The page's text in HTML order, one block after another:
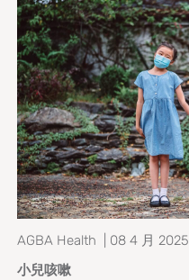
AGBA Health | 08 4 月 2025
小兒咳嗽